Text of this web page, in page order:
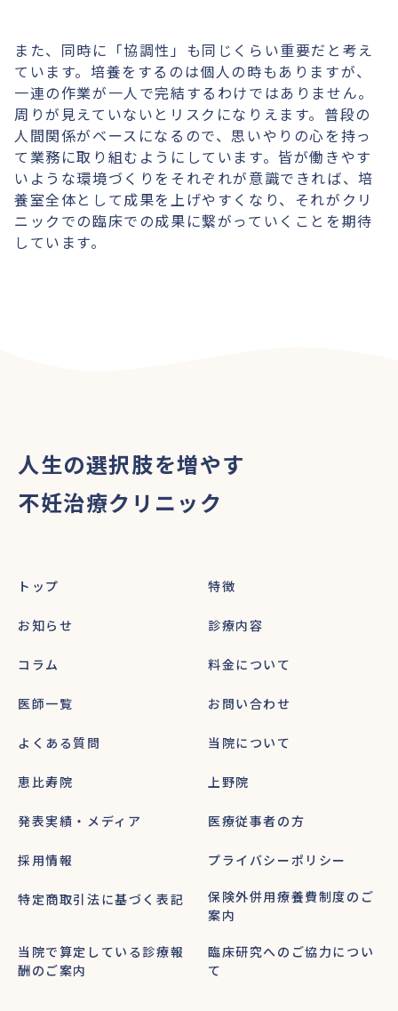
また、同時に「協調性」も同じくらい重要だと考え
ています。培養をするのは個人の時もありますが、
一連の作業が一人で完結するわけではありません。
周りが見えていないとリスクになりえます。普段の
人間関係がベースになるので、思いやりの心を持っ
て業務に取り組むようにしています。皆が働きやす
いような環境づくりをそれぞれが意識できれば、培
養室全体として成果を上げやすくなり、それがクリ
ニックでの臨床での成果に繋がっていくことを期待
しています。
人生の選択肢を増やす
不妊治療クリニック
トップ 特徴
お知らせ 診療内容
コラム 料金について
医師一覧 お問い合わせ
よくある質問 当院について
恵比寿院 上野院
発表実績・メディア 医療従事者の方
採用情報 プライバシーポリシー
特定商取引法に基づく表記
保険外併用療養費制度のご
案内
当院で算定している診療報
酬のご案内
臨床研究へのご協力につい
て